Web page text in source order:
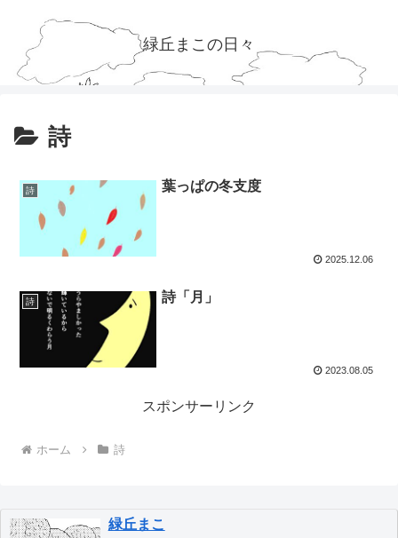
緑丘まこの日々
詩
詩 葉っぱの冬支度
2025.12.06
詩 詩「月」
2023.08.05
スポンサーリンク
ホーム 詩
緑丘まこ